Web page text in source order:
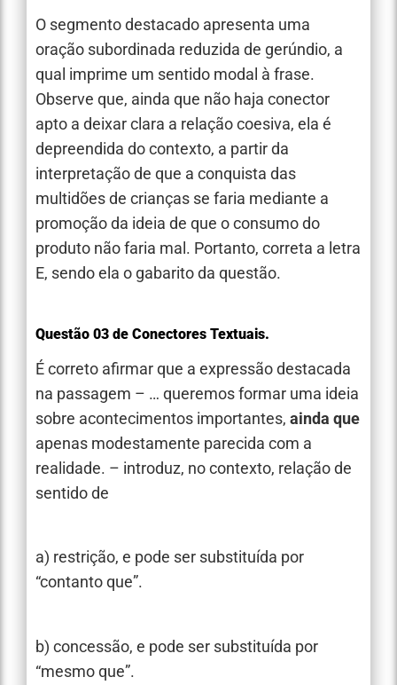
O segmento destacado apresenta uma
oração subordinada reduzida de gerúndio, a
qual imprime um sentido modal à frase.
Observe que, ainda que não haja conector
apto a deixar clara a relação coesiva, ela é
depreendida do contexto, a partir da
interpretação de que a conquista das
multidões de crianças se faria mediante a
promoção da ideia de que o consumo do
produto não faria mal. Portanto, correta a letra
E, sendo ela o gabarito da questão.
Questão 03 de Conectores Textuais.
É correto afirmar que a expressão destacada
na passagem – … queremos formar uma ideia
sobre acontecimentos importantes, ainda que
apenas modestamente parecida com a
realidade. – introduz, no contexto, relação de
sentido de
a) restrição, e pode ser substituída por
“contanto que”.
b) concessão, e pode ser substituída por
“mesmo que”.